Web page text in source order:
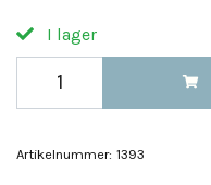
I lager
Artikelnummer: 1393